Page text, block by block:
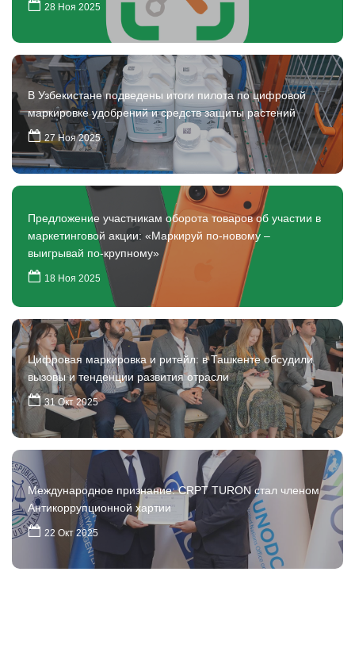
28 Ноя 2025
В Узбекистане подведены итоги пилота по цифровой
маркировке удобрений и средств защиты растений
27 Ноя 2025
Предложение участникам оборота товаров об участии в
маркетинговой акции: «Маркируй по-новому –
выигрывай по-крупному»
18 Ноя 2025
Цифровая маркировка и ритейл: в Ташкенте обсудили
вызовы и тенденции развития отрасли
31 Окт 2025
Международное признание: CRPT TURON стал членом
Антикоррупционной хартии
22 Окт 2025